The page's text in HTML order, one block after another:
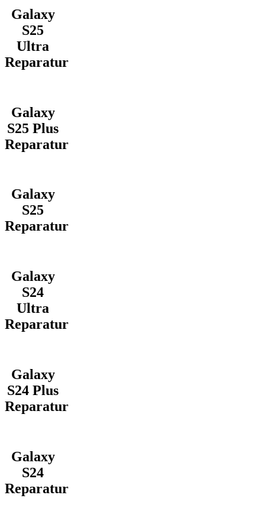
Galaxy
S25
Ultra
Reparatur
Galaxy
S25 Plus
Reparatur
Galaxy
S25
Reparatur
Galaxy
S24
Ultra
Reparatur
Galaxy
S24 Plus
Reparatur
Galaxy
S24
Reparatur